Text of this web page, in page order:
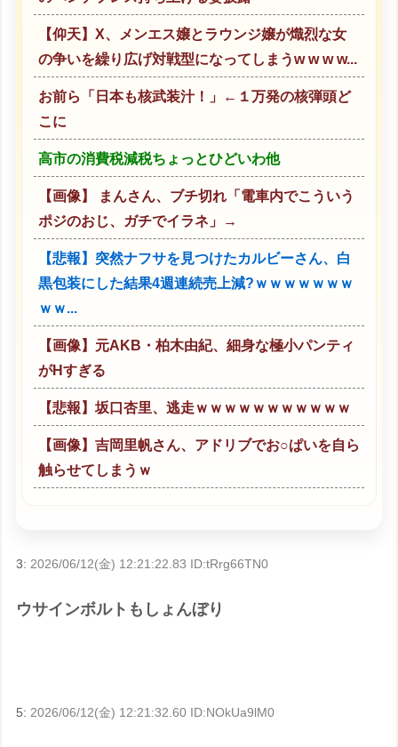
【仰天】X、メンエス嬢とラウンジ嬢が熾烈な女
の争いを繰り広げ対戦型になってしまうw w w w...
お前ら「日本も核武装汁！」←１万発の核弾頭ど
こに
高市の消費税減税ちょっとひどいわ他
【画像】 まんさん、ブチ切れ「電車内でこういう
ポジのおじ、ガチでイラネ」→
【悲報】突然ナフサを見つけたカルビーさん、白
黒包装にした結果4週連続売上減?ｗｗｗｗｗｗｗ
ｗｗ...
【画像】元AKB・柏木由紀、細身な極小パンティ
がHすぎる
【悲報】坂口杏里、逃走ｗｗｗｗｗｗｗｗｗｗｗ
【画像】吉岡里帆さん、アドリブでお○ぱいを自ら
触らせてしまうｗ
3: 2026/06/12(金) 12:21:22.83 ID:tRrg66TN0
ウサインボルトもしょんぼり
5: 2026/06/12(金) 12:21:32.60 ID:NOkUa9lM0